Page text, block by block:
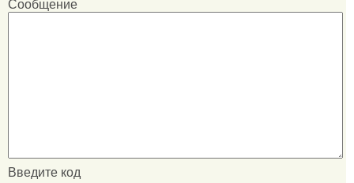
Сообщение
Введите код